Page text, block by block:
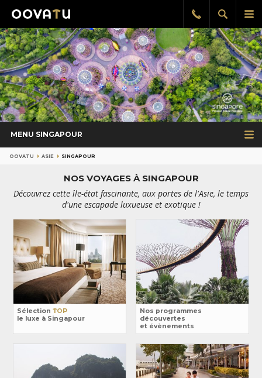
le
Afficher
la
Rappel
gratuit
MENU SINGAPOUR
OOVATU ASIE SINGAPOUR
NOS VOYAGES À SINGAPOUR
Découvrez cette île-état fascinante, aux portes de l'Asie, le temps
d'une escapade luxueuse et exotique !
Sélection TOP
le luxe à Singapour
Nos programmes
découvertes
et évènements